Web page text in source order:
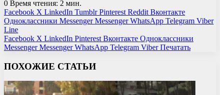
0 Время чтения: 2 мин.
Facebook X LinkedIn Tumblr Pinterest Reddit Вконтакте
Одноклассники Messenger Messenger WhatsApp Telegram Viber
Line
Facebook X LinkedIn Pinterest Вконтакте Одноклассники
Messenger Messenger WhatsApp Telegram Viber Печатать
ПОХОЖИЕ СТАТЬИ